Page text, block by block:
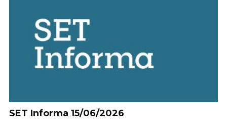
SET Informa 15/06/2026